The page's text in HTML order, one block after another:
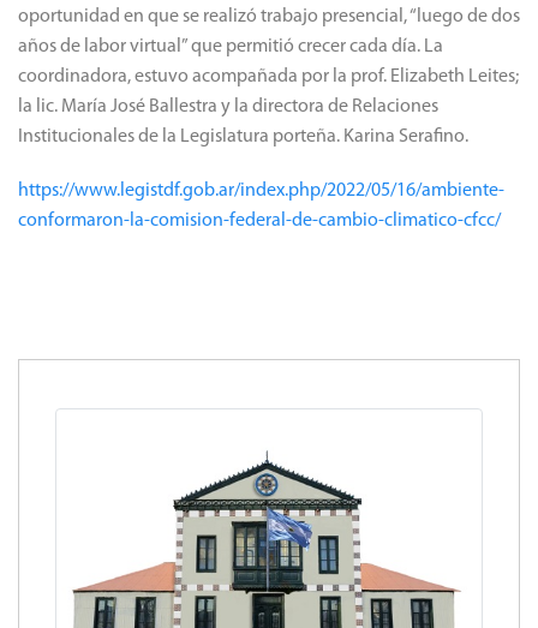
oportunidad en que se realizó trabajo presencial, “luego de dos
años de labor virtual” que permitió crecer cada día. La
coordinadora, estuvo acompañada por la prof. Elizabeth Leites;
la lic. María José Ballestra y la directora de Relaciones
Institucionales de la Legislatura porteña. Karina Serafino.
https://www.legistdf.gob.ar/index.php/2022/05/16/ambiente-
conformaron-la-comision-federal-de-cambio-climatico-cfcc/